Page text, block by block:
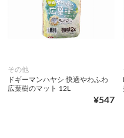
その他
ドギーマンハヤシ 快適やわふわ
広葉樹のマット 12L
¥547